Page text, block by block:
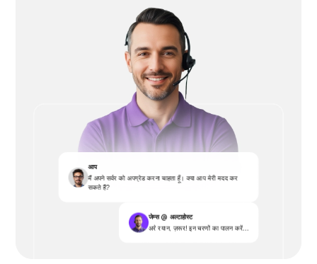
आप
मैं अपने सर्वर को अपग्रेड करना चाहता हूँ। क्या आप मेरी मदद कर
सकते हैं?
जेम्स @ अल्टाहोस्ट
अरे रयान, ज़रूर! इन चरणों का पालन करें...